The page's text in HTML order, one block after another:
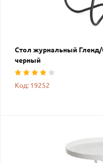
Стол журнальный Гленд/
черный
Код: 19252